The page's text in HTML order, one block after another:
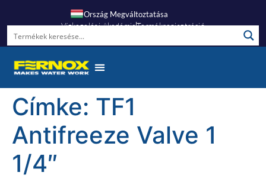
Ország Megváltoztatása
Vízkezelési AkadémiaTermékregisztráció
Címke: TF1
Antifreeze Valve 1
1/4″